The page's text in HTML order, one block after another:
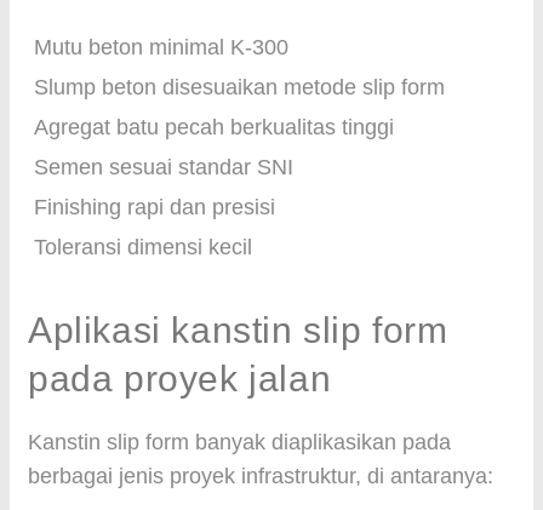
Mutu beton minimal K-300
Slump beton disesuaikan metode slip form
Agregat batu pecah berkualitas tinggi
Semen sesuai standar SNI
Finishing rapi dan presisi
Toleransi dimensi kecil
Aplikasi kanstin slip form
pada proyek jalan
Kanstin slip form banyak diaplikasikan pada
berbagai jenis proyek infrastruktur, di antaranya: